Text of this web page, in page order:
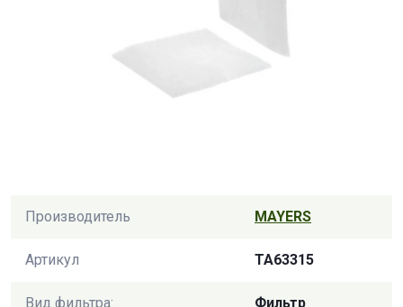
Производитель MAYERS
Артикул TA63315
Вид фильтра: Фильтр